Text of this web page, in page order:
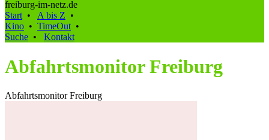
freiburg-im-netz.de
Start • A bis Z •
Kino • TimeOut •
Suche • Kontakt
Abfahrtsmonitor Freiburg
Abfahrtsmonitor Freiburg